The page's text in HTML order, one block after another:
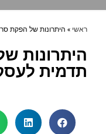
ראשי » היתרונות של הפקת
היתרונות
תדמית